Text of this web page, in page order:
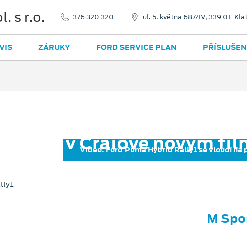
s r.o. 376 320 320 ul. 5. května 687/IV, 339 01
ZÁRUKY FORD SERVICE PLAN
v Craiově novým
Video: Ford Puma Hybrid Rally1 se vloudí na
M